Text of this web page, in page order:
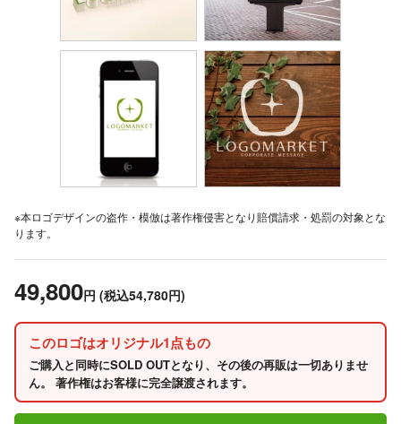
※本ロゴデザインの盗作・模倣は著作権侵害となり賠償請求・処罰の対象とな
ります。
49,800円 (税込54,780円)
このロゴはオリジナル1点もの
ご購入と同時にSOLD OUTとなり、その後の再販は一切ありませ
ん。 著作権はお客様に完全譲渡されます。